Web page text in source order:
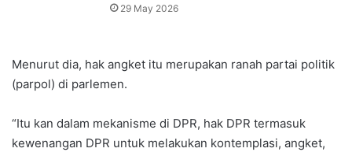
29 May 2026
Menurut dia, hak angket itu merupakan ranah partai politik
(parpol) di parlemen.
“Itu kan dalam mekanisme di DPR, hak DPR termasuk
kewenangan DPR untuk melakukan kontemplasi, angket,